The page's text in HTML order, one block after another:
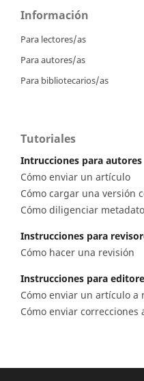
Información
Para lectores/as
Para autores/as
Para bibliotecarios/as
Tutoriales
Intrucciones para autores
Cómo enviar un artículo
Cómo cargar una versión
Cómo diligenciar
Instrucciones para
Cómo hacer una revisión
Instrucciones para
Cómo enviar un artículo a
Cómo enviar correcciones